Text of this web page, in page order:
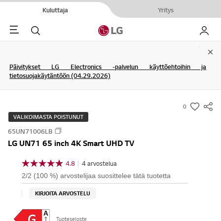
Kuluttaja Yritys
Menu Haku My LG
Päivitykset LG Electronics -palvelun käyttöehtoihin ja
tietosuojakäytäntöön (04.29.2026)
0
s
VALIKOIMASTA POISTUNUT
65UN71006LB
LG UN71 65 inch 4K Smart UHD TV
4
.
8
/
5
4.8 | 4 arvostelua
2/2 (100 %) arvostelijaa suosittelee tätä tuotetta
KIRJOITA ARVOSTELU
Tuoteseloste